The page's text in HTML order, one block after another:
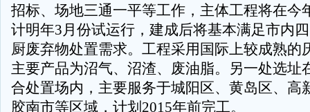
招标、场地三通一平等工作，主体工程将在今
计明年3月份试运行，建成后将基本满足市内
厨废弃物处置需求。工程采用国际上较成熟的
主要产品为沼气、沼渣、废油脂。另一处选址
合处置场内，主要服务于城阳区、黄岛区、高
胶南市等区域，计划2015年前完工。